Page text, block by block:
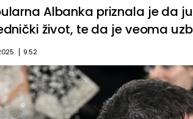
Albanka priznala je da
život, te da je veoma
9:52